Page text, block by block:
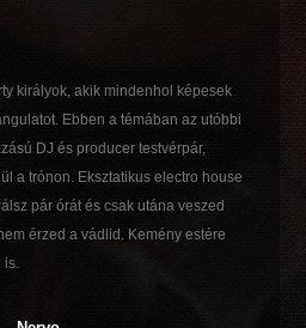
királyok, akik mindenhol képesek
Ebben a témában az utóbbi
DJ és producer testvérpár,
a trónon. Eksztatikus electro house
pár órát és csak utána veszed
érzed a vádlid. Kemény estére
is.